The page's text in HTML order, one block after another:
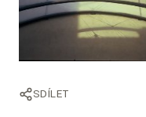
SDÍLET